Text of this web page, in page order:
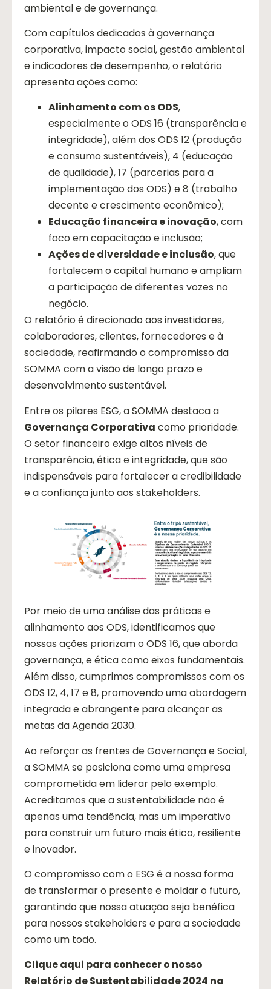
ambiental e de governança.
Com capítulos dedicados à governança
corporativa, impacto social, gestão ambiental
e indicadores de desempenho, o relatório
apresenta ações como:
Alinhamento com os ODS,
especialmente o ODS 16 (transparência e
integridade), além dos ODS 12 (produção
e consumo sustentáveis), 4 (educação
de qualidade), 17 (parcerias para a
implementação dos ODS) e 8 (trabalho
decente e crescimento econômico);
Educação financeira e inovação, com
foco em capacitação e inclusão;
Ações de diversidade e inclusão, que
fortalecem o capital humano e ampliam
a participação de diferentes vozes no
negócio.
O relatório é direcionado aos investidores,
colaboradores, clientes, fornecedores e à
sociedade, reafirmando o compromisso da
SOMMA com a visão de longo prazo e
desenvolvimento sustentável.
Entre os pilares ESG, a SOMMA destaca a
Governança Corporativa como prioridade.
O setor financeiro exige altos níveis de
transparência, ética e integridade, que são
indispensáveis para fortalecer a credibilidade
e a confiança junto aos stakeholders.
Por meio de uma análise das práticas e
alinhamento aos ODS, identificamos que
nossas ações priorizam o ODS 16, que aborda
governança, e ética como eixos fundamentais.
Além disso, cumprimos compromissos com os
ODS 12, 4, 17 e 8, promovendo uma abordagem
integrada e abrangente para alcançar as
metas da Agenda 2030.
Ao reforçar as frentes de Governança e Social,
a SOMMA se posiciona como uma empresa
comprometida em liderar pelo exemplo.
Acreditamos que a sustentabilidade não é
apenas uma tendência, mas um imperativo
para construir um futuro mais ético, resiliente
e inovador.
O compromisso com o ESG é a nossa forma
de transformar o presente e moldar o futuro,
garantindo que nossa atuação seja benéfica
para nossos stakeholders e para a sociedade
como um todo.
Clique aqui para conhecer o nosso
Relatório de Sustentabilidade 2024 na